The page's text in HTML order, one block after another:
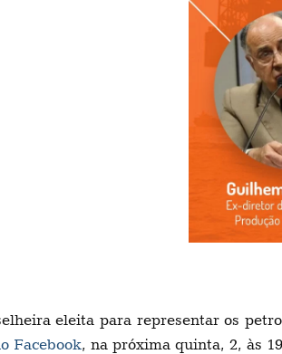
eleita para representar os
Facebook, na próxima quinta, 2, às